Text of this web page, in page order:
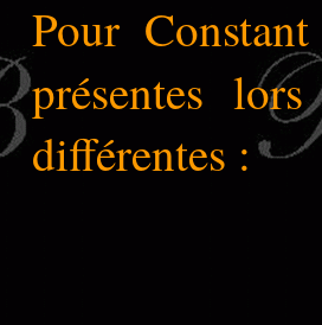
Pour
présentes
différentes :